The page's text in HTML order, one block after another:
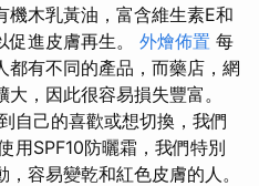
機木乳黃油，富含維生素E和
進皮膚再生。 外燴佈置 每
都有不同的產品，而藥店，網
，因此很容易損失豐富。
自己的喜歡或想切換，我們
用SPF10防曬霜，我們特別
容易變乾和紅色皮膚的人。